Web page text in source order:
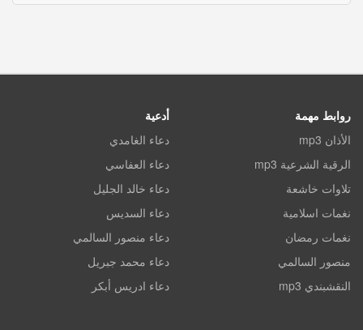
روابط مهمة
الأذان mp3
الرقية الشرعية mp3
تلاوات خاشعة
نغمات اسلامية
نغمات رمضان
منصور السالمي
النقشبندي mp3
أدعية
دعاء الغامدي
دعاء العفاسي
دعاء خالد الجليل
دعاء السديس
دعاء منصور السالمي
دعاء محمد جبريل
دعاء ادريس أبكر